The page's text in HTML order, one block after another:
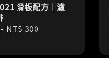
滑板配方｜濾
- NT$ 300